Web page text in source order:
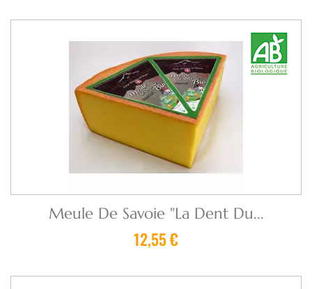
Meule De Savoie "La Dent Du...
12,55 €